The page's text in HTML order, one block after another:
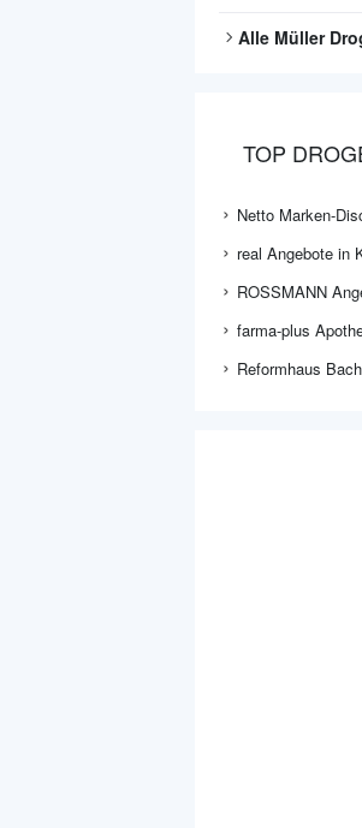
Alle Müller
TOP
Netto Marken-
real Angebote in
ROSSMANN
farma-plus
Reformhaus